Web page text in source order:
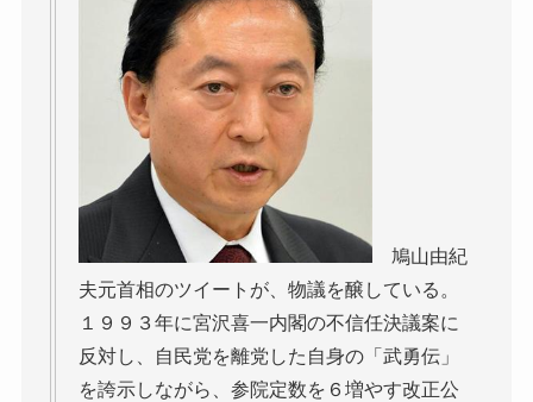
鳩山由紀
夫元首相のツイートが、物議を醸している。
１９９３年に宮沢喜一内閣の不信任決議案に
反対し、自民党を離党した自身の「武勇伝」
を誇示しながら、参院定数を６増やす改正公